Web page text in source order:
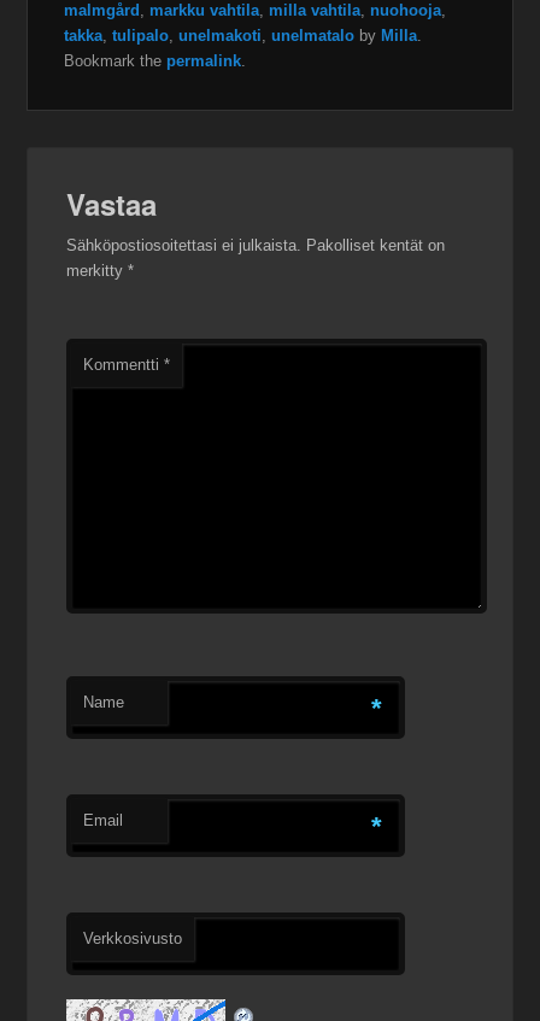
malmgård , markku vahtila, milla vahtila, nuohooja,
takka,tulipalo,unelmakoti,unelmatalo by Milla.
Bookmark the permalink.
Vastaa
Sähköpostiosoitettasi ei julkaista. Pakolliset kentät on
merkitty*
Kommentti*
Name *
Email *
Verkkosivusto